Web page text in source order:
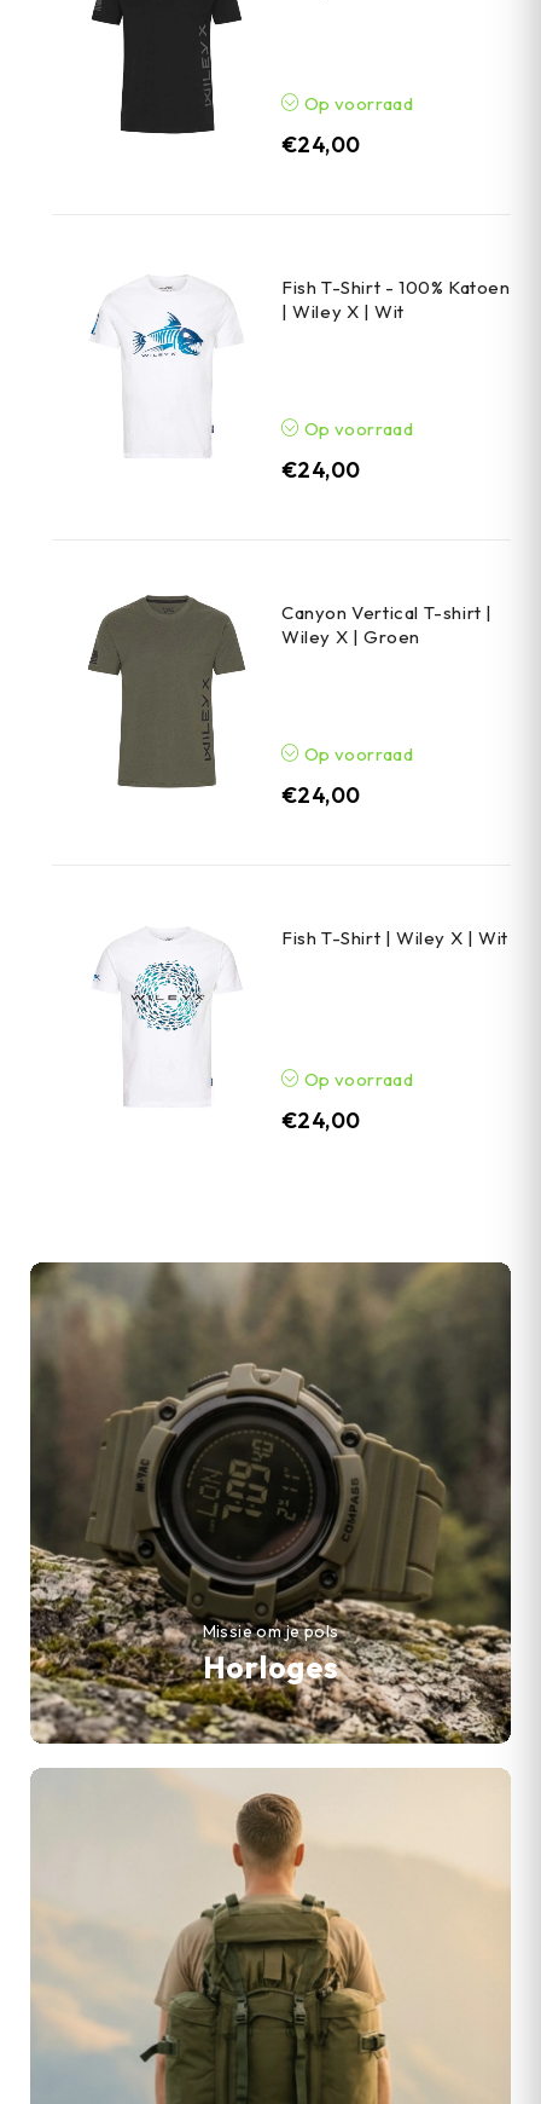
Op voorraad
€24,00
Fish T-Shirt - 100% Katoen
| Wiley X | Wit
Op voorraad
€24,00
Canyon Vertical T-shirt |
Wiley X | Groen
Op voorraad
€24,00
Fish T-Shirt | Wiley X | Wit
Op voorraad
€24,00
Horloges
Missie om je pols